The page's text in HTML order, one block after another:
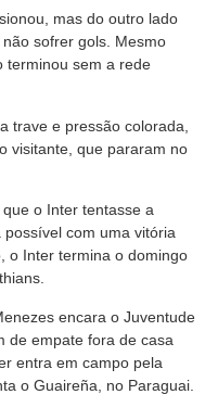
mas do outro lado
sofrer gols. Mesmo
terminou sem a rede
trave e pressão colorada,
visitante, que pararam no
o Inter tentasse a
com uma vitória
o Inter termina o domingo
encara o Juventude
de empate fora de casa
entra em campo pela
o Guaireña, no Paraguai.